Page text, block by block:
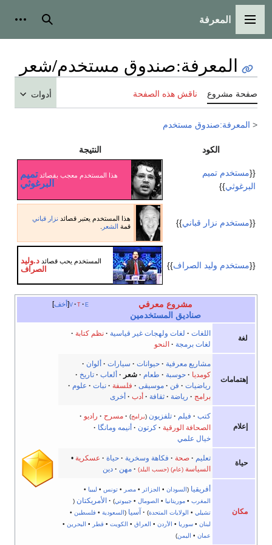
القائمة الرئيسية
المعرفة بحث
المعرفة:صندوق مستخدم/شعر
صفحة مشروع ناقش هذه الصفحة أدوات
< المعرفة:صندوق مستخدم
الكود النتيجة
{{مستخدم تميم
البرغوثي}}
هذا المستخدم معجب بقصائدتميم
البرغوثي
{{مستخدم نزار قباني}} هذا المستخدم يعتبر قصائد نزار قباني
قمة الشعر
{{مستخدم وليد الصراف}} المستخدم يحب قصائدد.وليد
الصراف
أخف v t e
مشروع معرفي
صناديق المستخدمين
لغة
اللغات · لغات ولهجات غير قياسية · نظم كتابة ·
لغات برمجة · النحو
إهتمامات
مشاريع معرفية · حيوانات · سيارات · ألوان ·
كومديا · حوسبة · طعام · شعر · ألعاب · تاريخ ·
رياضيات · فن · موسيقى · فلسفة · نبات · علوم ·
برامج · رياضة · ثقافة · أدب · أخرى
إعلام
كتب · فيلم · تلفزيون (برامج)
· مسرح · راديو ·
الصحافة الورقية · كرتون · أنيمه ومانگا ·
خيال علمي
حياة
تعليم · صحة · فكاهة وسخرية · حياة · عسكرية •
السياسة(عام) (حسب البلد) · مهن · دين
مكان
أفريقيا (السودان • الجزائر • مصر • تونس • ليبيا •
المغرب • موريتانيا • الصومال • جيبوتي)
· الأمريكتان (
تشيلي • الولايات المتحدة)
· آسيا (السعودية • فلسطين •
لبنان • سوريا • الأردن • العراق • الكويت • قطر • البحرين •
عمان • اليمن)